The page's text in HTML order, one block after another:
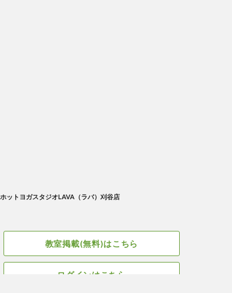
ホットヨガスタジオLAVA（ラバ）刈谷店
教室掲載(無料)はこちら
ログインはこちら